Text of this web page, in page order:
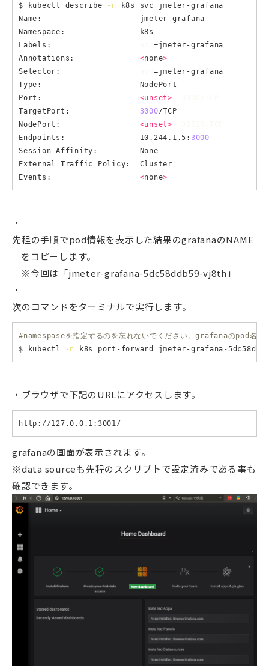
$ kubectl describe
-n
k8s svc jmeter-grafana
Name:                     jmeter-grafana
Namespace:                k8s
Labels:
=jmeter-grafana
Annotations: <none>
Selector:
=jmeter-grafana
Type:                     NodePort
Port: <unset>
TargetPort: 3000/TCP
NodePort: <unset>
Endpoints:                10.244.1.5: 3000
Session Affinity:         None
External Traffic Policy:  Cluster
Events: <none>
先程の手順でpod情報を表示した結果のgrafanaのNAME
をコピーします。
※今回は「jmeter-grafana-5dc58ddb59-vj8th」
次のコマンドをターミナルで実行します。
#namespaseを指定するのを忘れないでください。grafanaのpod名は
$ kubectl
-n k8s port-forward jmeter-grafana-
ブラウザで下記のURLにアクセスします。
http://127.0.0.1:3001/
grafanaの画面が表示されます。
※data sourceも先程のスクリプトで設定済みである事も
確認できます。